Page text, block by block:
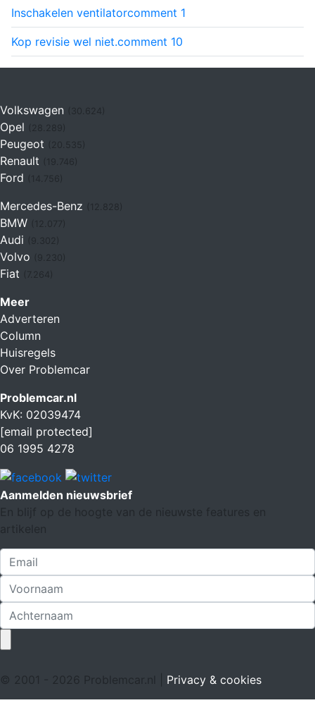
Inschakelen ventilatorcomment 1
Kop revisie wel niet.comment 10
Volkswagen (30.624)
Opel
Peugeot
Renault (19.746)
Ford (14.756)
Mercedes-Benz
BMW
Audi
Volvo
Fiat (7.264)
Meer
Adverteren
Column
Huisregels
Over Problemcar
Problemcar.nl
KvK: 02039474
[email protected]
06 1995 4278
Aanmelden nieuwsbrief
En blijf op de hoogte van de nieuwste features en
artikelen
© 2001 - 2026 Problemcar.nl | Privacy & cookies